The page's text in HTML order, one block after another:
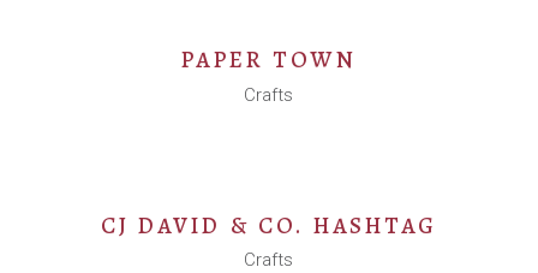
PAPER TOWN
Crafts
CJ DAVID & CO. HASHTAG
Crafts